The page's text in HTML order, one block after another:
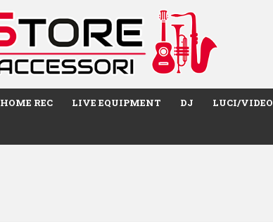
HOME REC LIVE EQUIPMENT DJ LUCI/VIDEO